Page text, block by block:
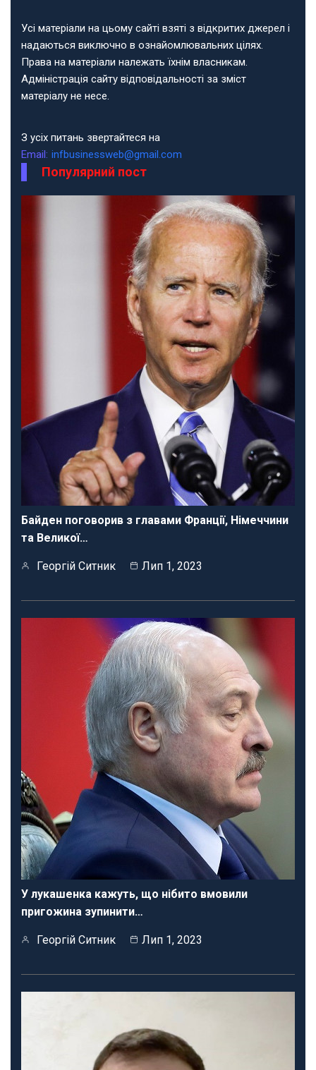
Усі матеріали на цьому сайті взяті з відкритих джерел і
надаються виключно в ознайомлювальних цілях.
Права на матеріали належать їхнім власникам.
Адміністрація сайту відповідальності за зміст
матеріалу не несе.
З усіх питань звертайтеся на
Email: infbusinessweb@gmail.com
Популярний пост
Байден поговорив з главами Франції, Німеччини
та Великої…
Георгій Ситник Лип 1, 2023
У лукашенка кажуть, що нібито вмовили
пригожина зупинити…
Георгій Ситник Лип 1, 2023